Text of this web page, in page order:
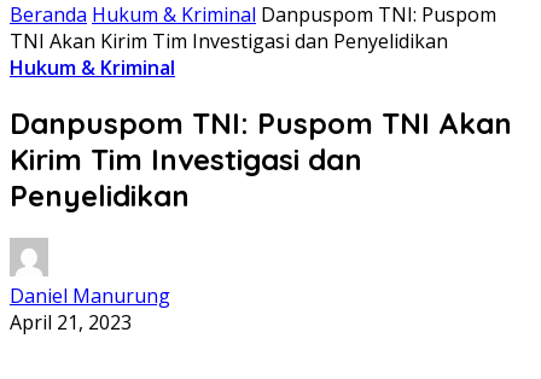
Beranda Hukum & Kriminal Danpuspom TNI: Puspom
TNI Akan Kirim Tim Investigasi dan Penyelidikan
Hukum & Kriminal
Danpuspom TNI: Puspom TNI Akan
Kirim Tim Investigasi dan
Penyelidikan
Daniel Manurung
April 21, 2023